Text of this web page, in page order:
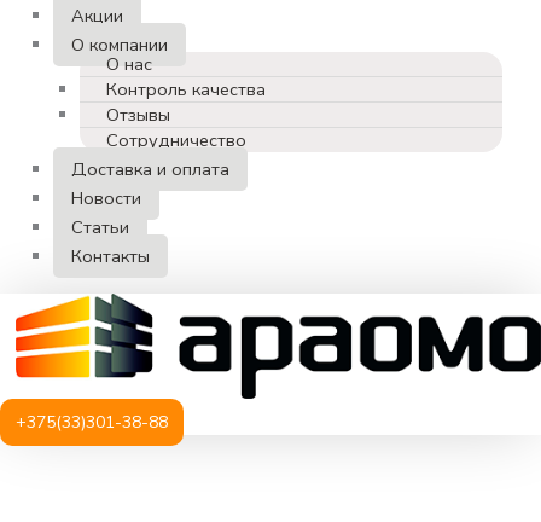
Акции
О компании
О нас
Контроль качества
Отзывы
Сотрудничество
Доставка и оплата
Новости
Статьи
Контакты
+375(33)301-38-88